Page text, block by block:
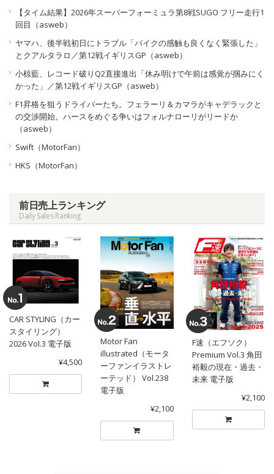
【タイム結果】2026年スーパーフォーミュラ第8戦SUGO フリー走行1
回目（asweb）
ヤマハ、後半戦初日にトラブル「バイクの感触も良くなく緊張した」
とクアルタラロ／第12戦イギリスGP（asweb）
小椋藍、レコード破りQ2直接進出「休み明けで午前は感覚が掴みにく
かった」／第12戦イギリスGP（asweb）
F1昇格を狙うドライバーたち。フェラーリ＆カマラがキャデラックと
の交渉開始。ハースをめぐる争いはフォルナローリがリードか
（asweb）
Swift（MotorFan）
HKS（MotorFan）
前日売上ランキング
Daily Sales Ranking
CAR STYLING（カー
スタイリング）
2026 Vol.3 電子版
¥4,500
Motor Fan
illustrated（モータ
ーファンイラストレ
ーテッド） Vol.238
電子版
¥2,100
F速（エフソク）
Premium Vol.3 角田
裕毅の現在・過去・
未来 電子版
¥2,100